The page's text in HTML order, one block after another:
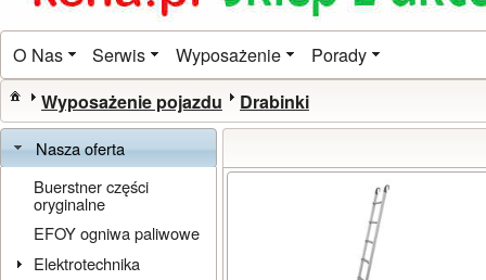
O Nas Serwis Wyposażenie Porady
Wyposażenie pojazdu Drabinki
Nasza oferta
Buerstner części
oryginalne
EFOY ogniwa paliwowe
Elektrotechnika